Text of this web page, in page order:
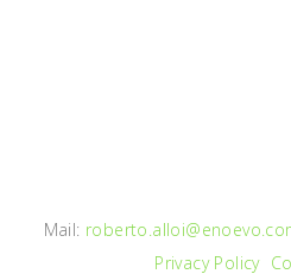
Mail:
Privacy Policy